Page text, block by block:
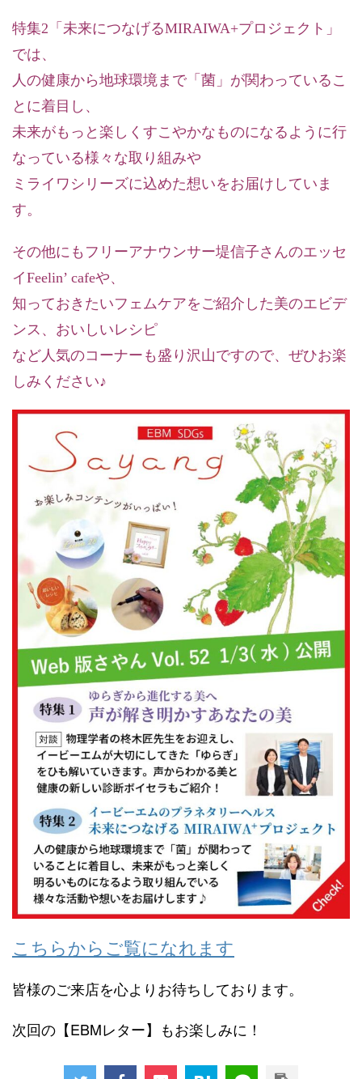
特集2「未来につなげるMIRAIWA+プロジェクト」
では、
人の健康から地球環境まで「菌」が関わっているこ
とに着目し、
未来がもっと楽しくすこやかなものになるように行
なっている様々な取り組みや
ミライワシリーズに込めた想いをお届けしていま
す。
その他にもフリーアナウンサー堤信子さんのエッセ
イFeelin’ cafeや、
知っておきたいフェムケアをご紹介した美のエビデ
ンス、おいしいレシピ
など人気のコーナーも盛り沢山ですので、ぜひお楽
しみください♪
こちらからご覧になれます
皆様のご来店を心よりお待ちしております。
次回の【EBMレター】もお楽しみに！